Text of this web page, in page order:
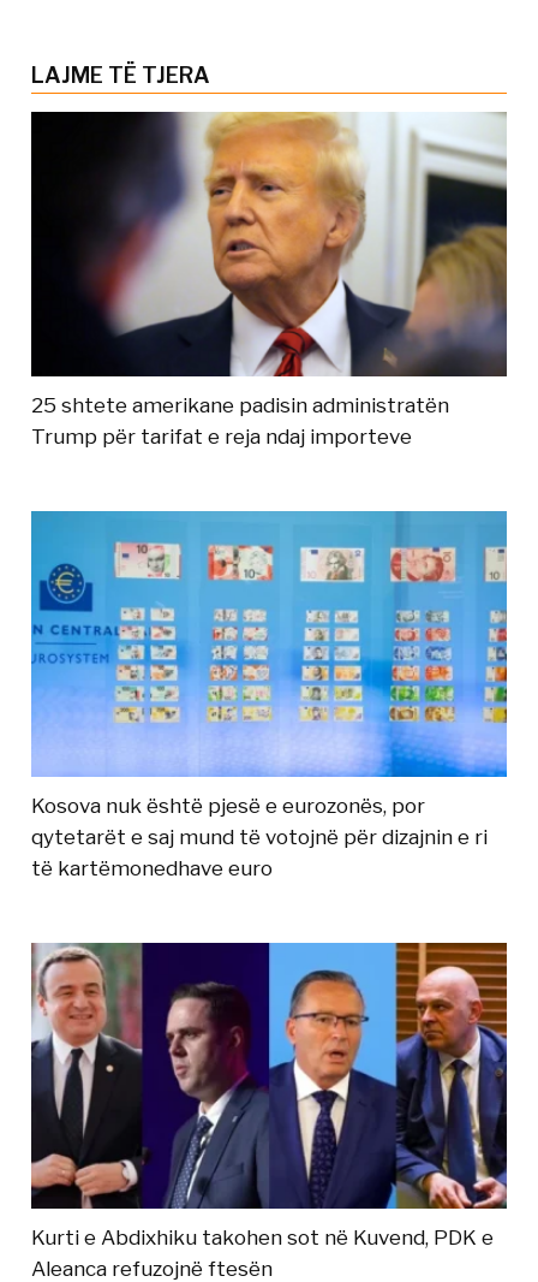
LAJME TË TJERA
25 shtete amerikane padisin administratën
Trump për tarifat e reja ndaj importeve
Kosova nuk është pjesë e eurozonës, por
qytetarët e saj mund të votojnë për dizajnin e ri
të kartëmonedhave euro
Kurti e Abdixhiku takohen sot në Kuvend, PDK e
Aleanca refuzojnë ftesën